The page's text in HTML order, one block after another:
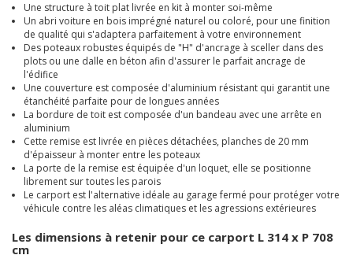
Une structure à toit plat livrée en kit à monter soi-même
Un abri voiture en bois imprégné naturel ou coloré, pour une finition
de qualité qui s'adaptera parfaitement à votre environnement
Des poteaux robustes équipés de "H" d'ancrage à sceller dans des
plots ou une dalle en béton afin d'assurer le parfait ancrage de
l'édifice
Une couverture est composée d'aluminium résistant qui garantit une
étanchéité parfaite pour de longues années
La bordure de toit est composée d'un bandeau avec une arrête en
aluminium
Cette remise est livrée en pièces détachées, planches de 20 mm
d'épaisseur à monter entre les poteaux
La porte de la remise est équipée d'un loquet, elle se positionne
librement sur toutes les parois
Le carport est l'alternative idéale au garage fermé pour protéger votre
véhicule contre les aléas climatiques et les agressions extérieures
Les dimensions à retenir pour ce carport L 314 x P 708
cm